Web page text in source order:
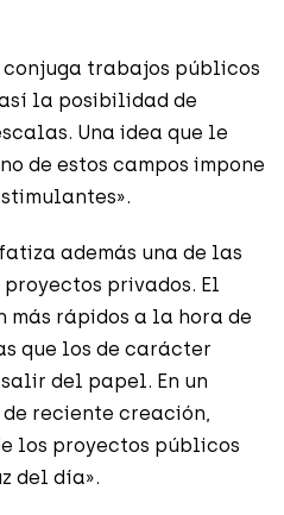
trabajos públicos
la posibilidad de
Una idea que le
de estos campos impone
además una de las
privados. El
más rápidos a la hora de
que los de carácter
del papel. En un
reciente creación,
los proyectos públicos
del día».